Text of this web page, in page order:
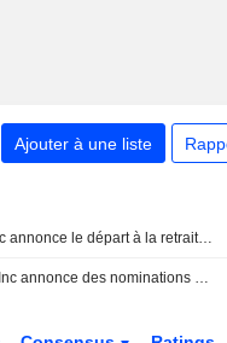
Ajouter à une liste
Zjld Group Inc annonce le départ à la retraite de Yan Tao, administrateur exécutif et vice-président, effectif au 24 juillet 2026
ZJLD Group Inc annonce des nominations au sein de son conseil d'administration